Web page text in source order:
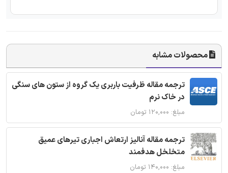
محصولات مشابه
ترجمه مقاله ظرفیت باربری یک گروه از ستون های سنگی
در خاک نرم
مبلغ: ۱۲۰,۰۰۰ تومان
ترجمه مقاله آنالیز ارتعاش اجباری تیرهای عمیق
متخلخل هدفمند
مبلغ: ۱۴۰,۰۰۰ تومان